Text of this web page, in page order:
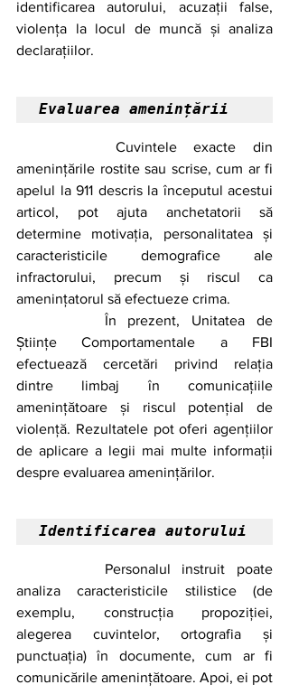
identificarea autorului, acuzații false,
violența la locul de muncă și analiza
declarațiilor.
Evaluarea amenințării
amenințările rostite sau scrise, cum ar fi
apelul la 911 descris la începutul acestui
articol, pot ajuta anchetatorii să
determine motivația, personalitatea și
caracteristicile demografice ale
infractorului, precum și riscul ca
amenințatorul să efectueze crima.
Științe Comportamentale a FBI
efectuează cercetări privind relația
dintre limbaj în comunicațiile
amenințătoare și riscul potențial de
violență. Rezultatele pot oferi agențiilor
de aplicare a legii mai multe informații
despre evaluarea amenințărilor.
analiza caracteristicile stilistice (de
exemplu, construcția propoziției,
alegerea cuvintelor, ortografia și
punctuația) în documente, cum ar fi
comunicările amenințătoare. Apoi, ei pot